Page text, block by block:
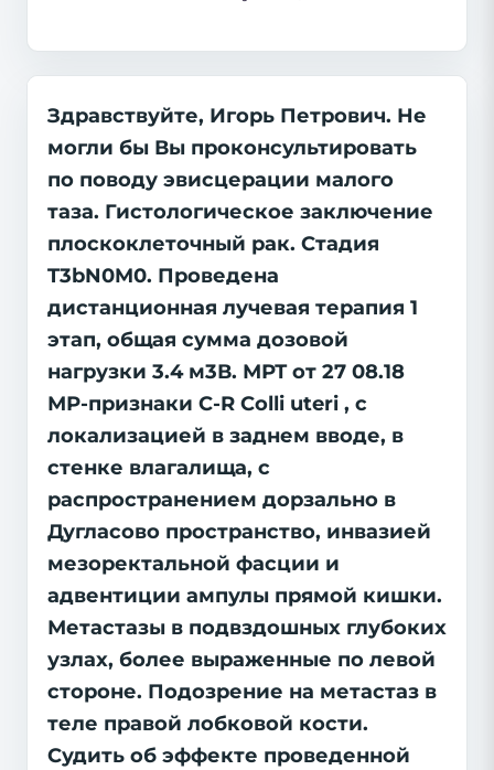
Здравствуйте, Игорь Петрович. Не
могли бы Вы проконсультировать
по поводу эвисцерации малого
таза. Гистологическое заключение
плоскоклеточный рак. Стадия
T3bN0M0. Проведена
дистанционная лучевая терапия 1
этап, общая сумма дозовой
нагрузки 3.4 м3В. МРТ от 27 08.18
МР-признаки C-R Colli uteri , с
локализацией в заднем вводе, в
стенке влагалища, с
распространением дорзально в
Дугласово пространство, инвазией
мезоректальной фасции и
адвентиции ампулы прямой кишки.
Метастазы в подвздошных глубоких
узлах, более выраженные по левой
стороне. Подозрение на метастаз в
теле правой лобковой кости.
Судить об эффекте проведенной